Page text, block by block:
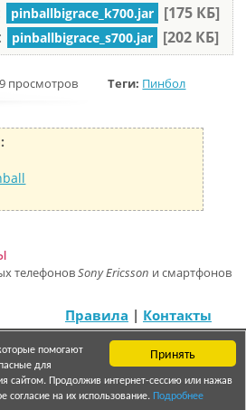
Принять
помогают
для
сайтом. Продолжив интернет-сессию или нажав
на их использование. Подробнее
pinballbigrace_k700.jar
[175 КБ]
: pinballbigrace_s700.jar [202 КБ]
просмотров Теги: Пинбол
телефоновSony Ericsson и смартфонов
Правила | Контакты